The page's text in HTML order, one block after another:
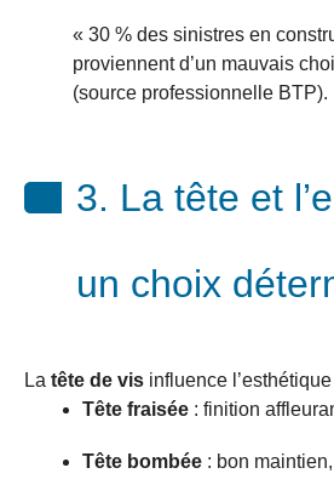
« 30 % des sinistres en
proviennent d’un mauvais
(source professionnelle BTP).
3. La tête et
un choix
La tête de vis influence
Tête fraisée : finition
Tête bombée : bon